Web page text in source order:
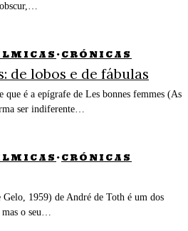
· CRÓNICAS
de lobos e de fábulas
que é a epígrafe de Les bonnes femmes (As
ser indiferente…
· CRÓNICAS
1959) de André de Toth é um dos
mas o seu…